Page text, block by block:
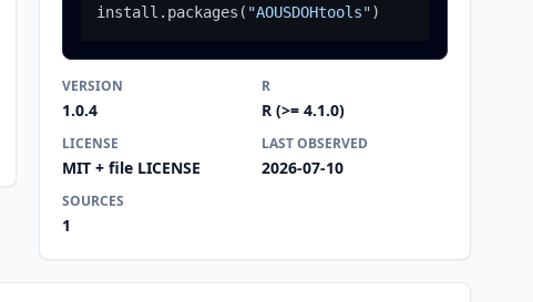
install.packages ( "AOUSDOHtools")
VERSION
1.0.4
R
R (>= 4.1.0)
LICENSE
MIT + file LICENSE
LAST OBSERVED
2026-07-10
SOURCES
1